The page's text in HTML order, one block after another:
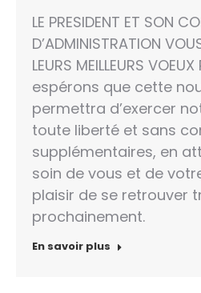
LE PRESIDENT ET SON
D’ADMINISTRATION
LEURS MEILLEURS
espérons que cette
permettra d’exercer
toute liberté et sans
supplémentaires, en
soin de vous et de
plaisir de se retrouver
prochainement.
En savoir plus